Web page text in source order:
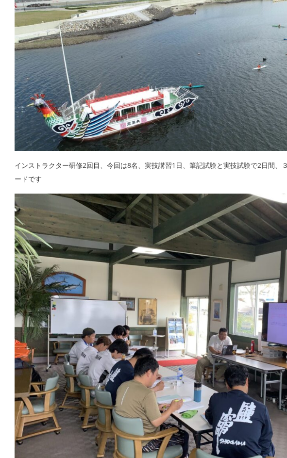
インストラクター研修2回目、今回は8名、実技講習1日、筆記試験と実技試験で2日間、
ードです